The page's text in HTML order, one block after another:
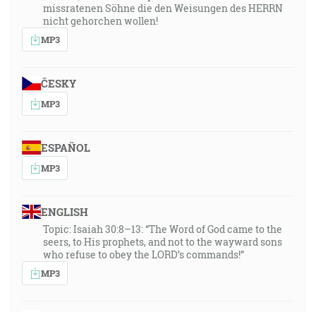
missratenen Söhne die den Weisungen des HERRN
nicht gehorchen wollen!
MP3
ČESKY
MP3
ESPAÑOL
MP3
ENGLISH
Topic: Isaiah 30:8–13: “The Word of God came to the
seers, to His prophets, and not to the wayward sons
who refuse to obey the LORD’s commands!”
MP3